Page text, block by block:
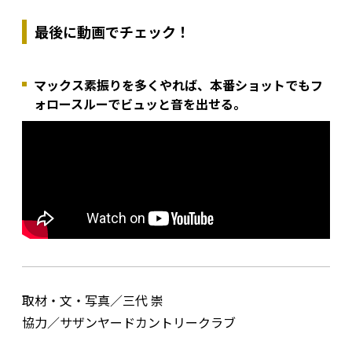
最後に動画でチェック！
マックス素振りを多くやれば、本番ショットでもフ
ォロースルーでビュッと音を出せる。
取材・文・写真／三代 崇
協力／サザンヤードカントリークラブ